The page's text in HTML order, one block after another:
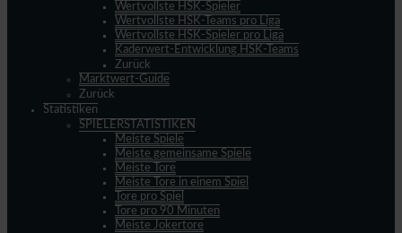
Wertvollste HSK-Spieler
Wertvollste HSK-Teams pro Liga
Wertvollste HSK-Spieler pro Liga
Kaderwert-Entwicklung HSK-Teams
Zurück
Marktwert-Guide
Zurück
Statistiken
SPIELERSTATISTIKEN
Meiste Spiele
Meiste gemeinsame Spiele
Meiste Tore
Meiste Tore in einem Spiel
Tore pro Spiel
Tore pro 90 Minuten
Meiste Jokertore